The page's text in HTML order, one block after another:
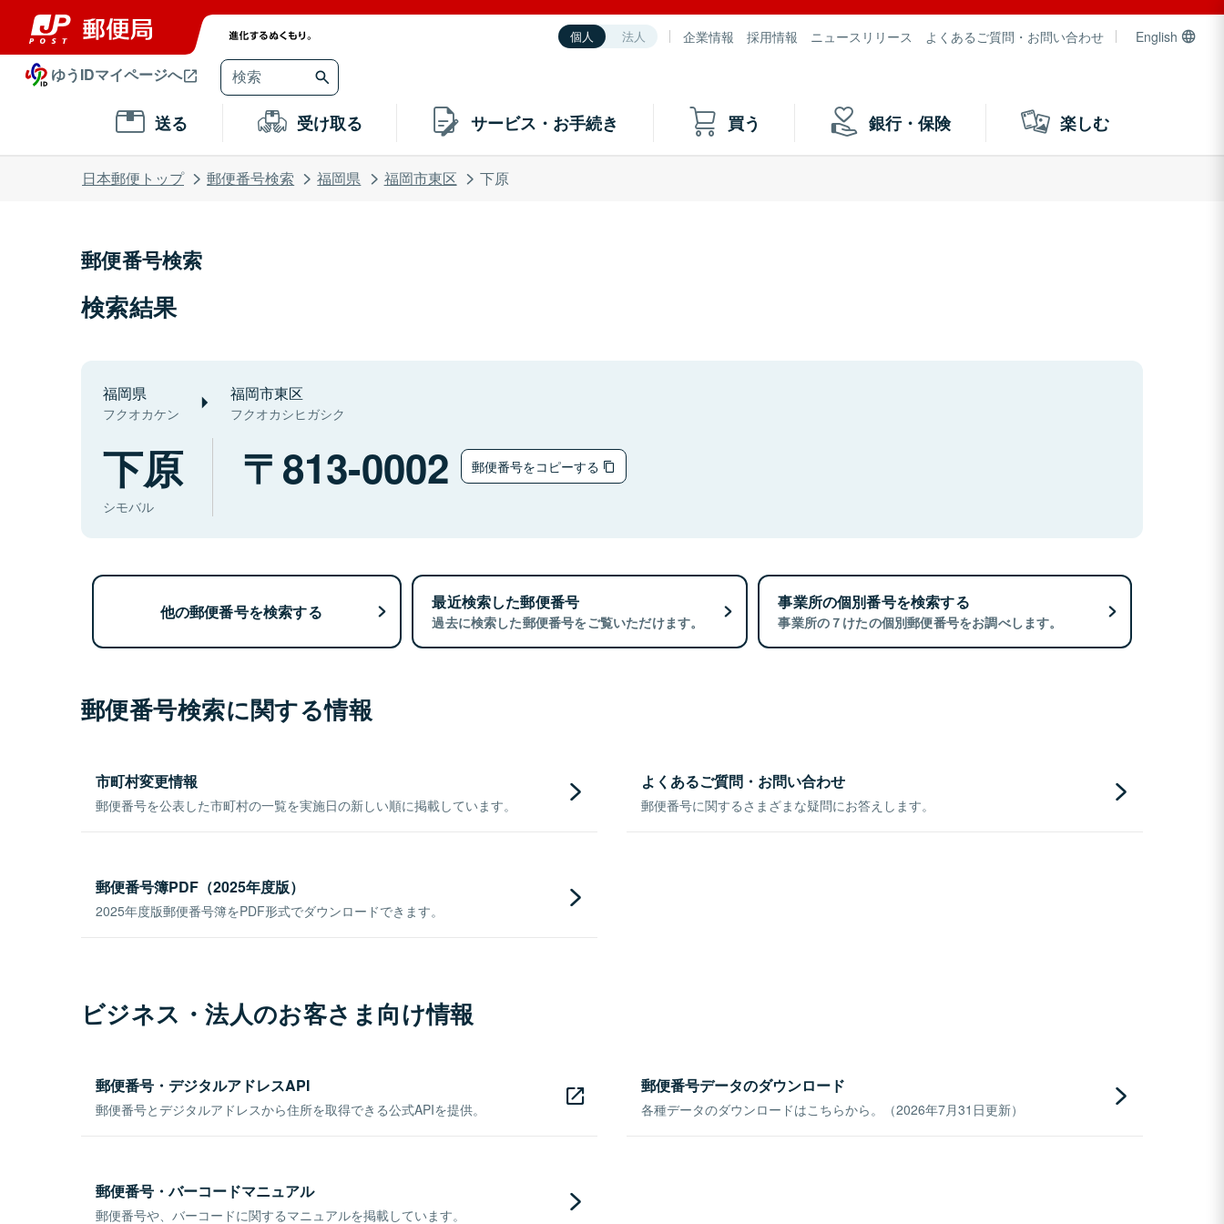
個人 法人 企業情報 採用情報 ニュースリリース よくあるご質問・お問い合わせ English
ゆうIDマイページへ
送る 受け取る サービス・お手続き 買う 銀行・保険 楽しむ
日本郵便トップ 郵便番号検索 福岡県 福岡市東区 下原
郵便番号検索
検索結果
福岡県
フクオカケン
福岡市東区
フクオカシヒガシク
下原
シモバル
813-0002 郵便番号をコピーする
他の郵便番号を検索する 最近検索した郵便番号
過去に検索した郵便番号をご覧いただけます。
事業所の個別番号を検索する
事業所の７けたの個別郵便番号をお調べします。
郵便番号検索に関する情報
市町村変更情報
郵便番号を公表した市町村の一覧を実施日の新しい順に掲載しています。
よくあるご質問・お問い合わせ
郵便番号に関するさまざまな疑問にお答えします。
郵便番号簿PDF（2025年度版）
2025年度版郵便番号簿をPDF形式でダウンロードできます。
ビジネス・法人のお客さま向け情報
郵便番号・デジタルアドレスAPI
郵便番号とデジタルアドレスから住所を取得できる公式APIを提供。
郵便番号データのダウンロード
各種データのダウンロードはこちらから。（2026年7月31日更新）
郵便番号・バーコードマニュアル
郵便番号や、バーコードに関するマニュアルを掲載しています。